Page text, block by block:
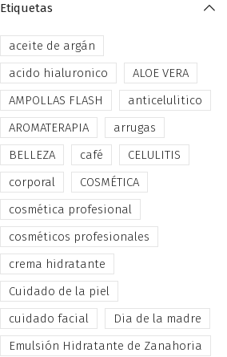
Etiquetas
aceite de argán
acido hialuronico
ALOE VERA
AMPOLLAS FLASH
anticelulitico
AROMATERAPIA
arrugas
BELLEZA
café
CELULITIS
corporal
COSMÉTICA
cosmética profesional
cosméticos profesionales
crema hidratante
Cuidado de la piel
cuidado facial
Dia de la madre
Emulsión Hidratante de Zanahoria